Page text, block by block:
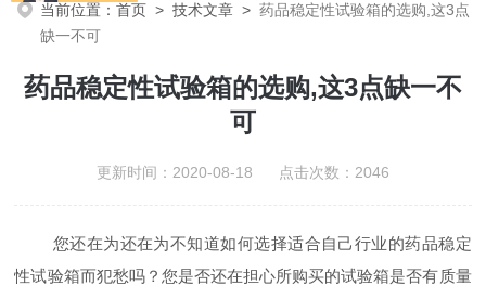
当前位置：首页 >技术文章 >药品稳定性试验箱的选购,这3点
缺一不可
药品稳定性试验箱的选购,这3点缺一不
可
更新时间：2020-08-18 点击次数：2046
您还在为还在为不知道如何选择适合自己行业的药品稳定
性试验箱而犯愁吗？您是否还在担心所购买的试验箱是否有质量